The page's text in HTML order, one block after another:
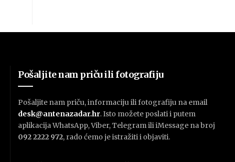
Pošaljite nam priču ili fotografiju
Pošaljite nam priču, informaciju ili fotografiju na email
desk@antenazadar.hr. Isto možete poslati i putem
aplikacija WhatsApp, Viber, Telegram ili iMessage na broj
092 2222 972, rado ćemo je istražiti i objaviti.